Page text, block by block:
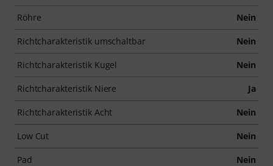
Röhre Nein
Richtcharakteristik umschaltbar Nein
Richtcharakteristik Kugel Nein
Richtcharakteristik Niere Ja
Richtcharakteristik Acht Nein
Low Cut Nein
Pad Nein